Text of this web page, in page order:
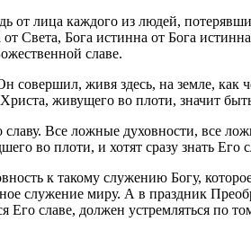
от лица каждого из людей,
Бога истинна от Бога
славе.
живя здесь, на земле, как
живущего во плоти, значит
Все ложные духовности, все
во плоти, и хотят сразу знать Его
к такому служению Богу,
служение миру. А в праздник
славе, должен устремляться по